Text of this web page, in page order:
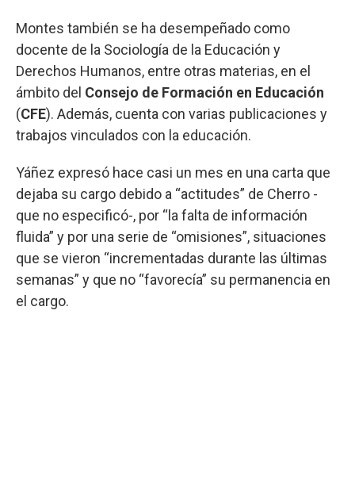
Montes también se ha desempeñado como
docente de la Sociología de la Educación y
Derechos Humanos, entre otras materias, en el
ámbito del Consejo de Formación en Educación
(CFE). Además, cuenta con varias publicaciones y
trabajos vinculados con la educación.
Yáñez expresó hace casi un mes en una carta que
dejaba su cargo debido a “actitudes” de Cherro -
que no especificó-, por “la falta de información
fluida” y por una serie de “omisiones”, situaciones
que se vieron “incrementadas durante las últimas
semanas” y que no “favorecía” su permanencia en
el cargo.